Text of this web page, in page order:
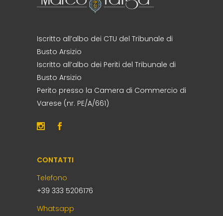
Iscritto all’albo dei CTU del Tribunale di
Busto Arsizio
Iscritto all’albo dei Periti del Tribunale di
Busto Arsizio
Perito presso la Camera di Commercio di
Varese (nr. PE/A/661)
CONTATTI
Telefono
+39 333 5206176
Whatsapp